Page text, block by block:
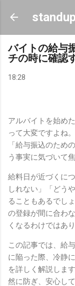
スキッ
バイトの給与
チの時に確認
18:28
アルバイトを始め
って大変ですよね
「給与振込のため
う事実に気づいて
給料日が近づくに
しれない」「どう
ることもあるでし
の登録が間に合わ
くなるわけではあり
この記事では、給
に陥った際、冷静
を詳しく解説しま
然に防ぎ、安心し